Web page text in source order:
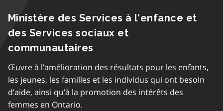
Ministère des Services à l’enfance et
des Services sociaux et
communautaires
Œuvre à l’amélioration des résultats pour les enfants,
les jeunes, les familles et les individus qui ont besoin
d’aide, ainsi qu’à la promotion des intérêts des
femmes en Ontario.